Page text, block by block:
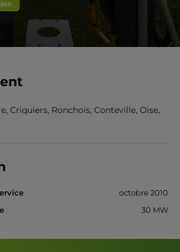
Criquiers, Ronchois, Conteville, Oise,
octobre 2010
30 MW